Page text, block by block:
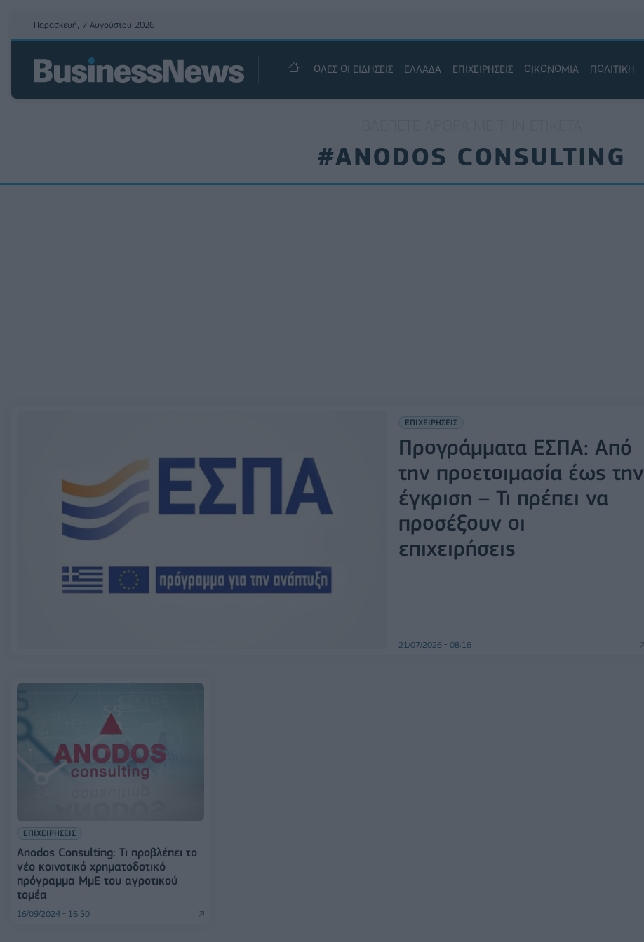
Παρασκευή, 7 Αυγούστου 2026
ΟΛΕΣ ΟΙ ΕΙΔΗΣΕΙΣ ΕΛΛΑΔΑ ΕΠΙΧΕΙΡΗΣΕΙΣ ΟΙΚΟΝΟΜΙΑ ΠΟΛΙΤΙΚΗ
#ANODOS CONSULTING
ΕΠΙΧΕΙΡΗΣΕΙΣ
Προγράμματα EΣΠΑ: Από
την προετοιμασία έως την
έγκριση – Τι πρέπει να
προσέξουν οι
επιχειρήσεις
21/07/2026 - 08:16
ΕΠΙΧΕΙΡΗΣΕΙΣ
Αnodos Consulting: Τι προβλέπει το
νέο κοινοτικό χρηματοδοτικό
πρόγραμμα ΜμΕ του αγροτικού
τομέα
16/09/2024 - 16:50